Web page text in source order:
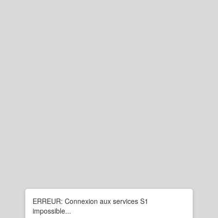
ERREUR: Connexion aux services S1
impossible...